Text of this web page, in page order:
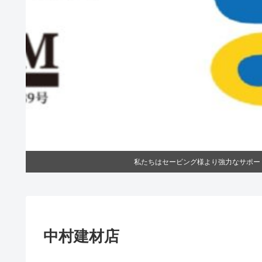
私たちはセービング様より強力なサポートをいただいています。
中村建材店